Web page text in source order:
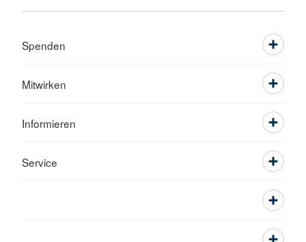
Spenden
Mitwirken
Informieren
Service